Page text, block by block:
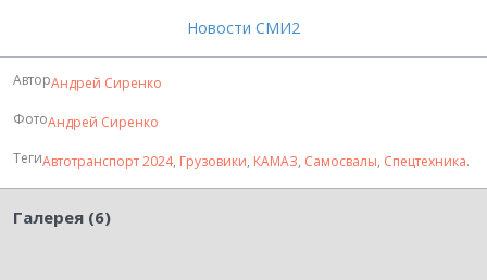
Новости СМИ2
АвторАндрей Сиренко
ФотоАндрей Сиренко
ТегиАвтотранспорт 2024, Грузовики, КАМАЗ, Самосвалы, Спецтехника.
Галерея (6)